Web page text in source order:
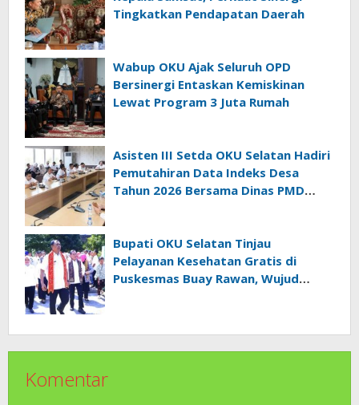
Tingkatkan Pendapatan Daerah
Wabup OKU Ajak Seluruh OPD
Bersinergi Entaskan Kemiskinan
Lewat Program 3 Juta Rumah
Asisten III Setda OKU Selatan Hadiri
Pemutahiran Data Indeks Desa
Tahun 2026 Bersama Dinas PMD
Bupati OKU Selatan Tinjau
Pelayanan Kesehatan Gratis di
Puskesmas Buay Rawan, Wujud
Komentar